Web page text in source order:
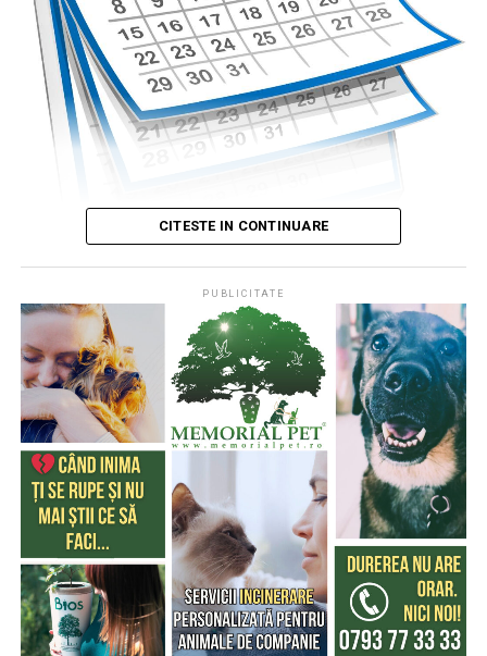
Publicat deCodrin RAITA,
4 august 2026, 05:00
S-a întâmplat într-o zi de 4 august
* Cu 333 de ani în urmă (1693), la această dată, monahul
francez, Dom Pérignon, degusta spuma unei băuturi
produse de el din vinul foarte acid de Champagne (o
regiune din nordul Franţei), băutură care a devenit
extrem de cunoscută şi i-a purtat numele
* Acum 322 de ani (1704) englezii au cucerit Gibraltarul,
în timpul Războiului Spaniol de Succesiune (Tratatul de
la Utrecht le-a recunoscut posesiunea, în anul 1713).
CITESTE IN CONTINUARE
PUBLICITATE